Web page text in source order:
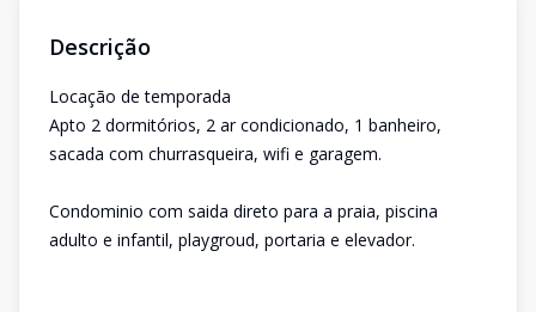
Descrição
Locação de temporada
Apto 2 dormitórios, 2 ar condicionado, 1 banheiro,
sacada com churrasqueira, wifi e garagem.
Condominio com saida direto para a praia, piscina
adulto e infantil, playgroud, portaria e elevador.